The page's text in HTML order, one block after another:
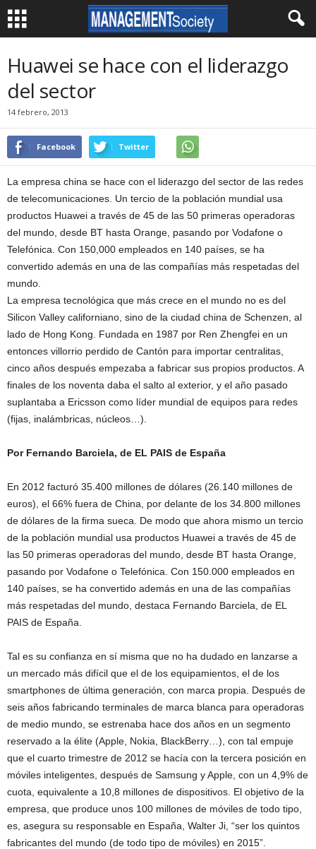
Huawei se hace con el liderazgo
del sector
14 febrero, 2013
Facebook Twitter
La empresa china se hace con el liderazgo del sector de las redes
de telecomunicaciones. Un tercio de la población mundial usa
productos Huawei a través de 45 de las 50 primeras operadoras
del mundo, desde BT hasta Orange, pasando por Vodafone o
Telefónica. Con 150,000 empleados en 140 países, se ha
convertido además en una de las compañías más respetadas del
mundo.
La empresa tecnológica que más crece en el mundo no es del
Silicon Valley californiano, sino de la ciudad china de Schenzen, al
lado de Hong Kong. Fundada en 1987 por Ren Zhengfei en un
entonces villorrio perdido de Cantón para importar centralitas,
cinco años después empezaba a fabricar sus propios productos. A
finales de los noventa daba el salto al exterior, y el año pasado
suplantaba a Ericsson como líder mundial de equipos para redes
(fijas, inalámbricas, núcleos…).
Por Fernando Barciela, de EL PAIS de España
En 2012 facturó 35.400 millones de dólares (26.140 millones de
euros), el 66% fuera de China, por delante de los 34.800 millones
de dólares de la firma sueca. De modo que ahora mismo un tercio
de la población mundial usa productos Huawei a través de 45 de
las 50 primeras operadoras del mundo, desde BT hasta Orange,
pasando por Vodafone o Telefónica. Con 150.000 empleados en
140 países, se ha convertido además en una de las compañías
más respetadas del mundo, destaca Fernando Barciela, de EL
PAIS de España.
Tal es su confianza en sí misma que no ha dudado en lanzarse a
un mercado más difícil que el de los equipamientos, el de los
smartphones de última generación, con marca propia. Después de
seis años fabricando terminales de marca blanca para operadoras
de medio mundo, se estrenaba hace dos años en un segmento
reservado a la élite (Apple, Nokia, BlackBerry…), con tal empuje
que el cuarto trimestre de 2012 se hacía con la tercera posición en
móviles inteligentes, después de Samsung y Apple, con un 4,9% de
cuota, equivalente a 10,8 millones de dispositivos. El objetivo de la
empresa, que produce unos 100 millones de móviles de todo tipo,
es, asegura su responsable en España, Walter Ji, “ser los quintos
fabricantes del mundo (de todo tipo de móviles) en 2015”.